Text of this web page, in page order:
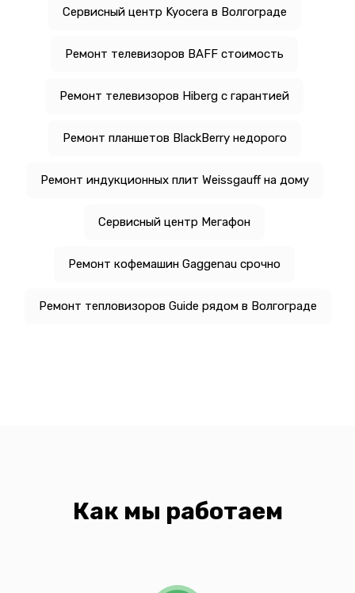
Сервисный центр Kyocera в Волгограде
Ремонт телевизоров BAFF стоимость
Ремонт телевизоров Hiberg с гарантией
Ремонт планшетов BlackBerry недорого
Ремонт индукционных плит Weissgauff на дому
Сервисный центр Мегафон
Ремонт кофемашин Gaggenau срочно
Ремонт тепловизоров Guide рядом в Волгограде
Как мы работаем